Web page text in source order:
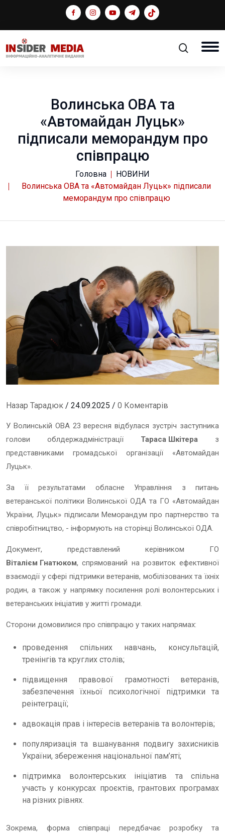
Волинська ОВА та
«Автомайдан Луцьк»
підписали меморандум про
співпрацю
Головна
НОВИНИ
Волинська ОВА та «Автомайдан Луцьк» підписали
меморандум про співпрацю
Назар Тарадюк / 24.09.2025 / 0 Коментарів
У Волинській ОВА 23 вересня відбулася зустріч заступника
голови облдержадміністрації Тараса Шкітера з
представниками громадської організації «Автомайдан
Луцьк».
За її результатами обласне Управління з питань
ветеранської політики Волинської ОДА та ГО «Автомайдан
України, Луцьк» підписали Меморандум про партнерство та
співробітництво, - інформують на сторінці Волинської ОДА.
Документ, представлений керівником ГО
Віталієм Гнатюком, спрямований на розвиток ефективної
взаємодії у сфері підтримки ветеранів, мобілізованих та їхніх
родин, а також у напрямку посилення ролі волонтерських і
ветеранських ініціатив у житті громади.
Сторони домовилися про співпрацю у таких напрямах:
проведення спільних навчань, консультацій,
тренінгів та круглих столів;
підвищення правової грамотності ветеранів,
забезпечення їхньої психологічної підтримки та
реінтеграції;
адвокація прав і інтересів ветеранів та волонтерів;
популяризація та вшанування подвигу захисників
України, збереження національної пам’яті;
підтримка волонтерських ініціатив та спільна
участь у конкурсах проєктів, грантових програмах
на різних рівнях.
Зокрема, форма співпраці передбачає розробку та